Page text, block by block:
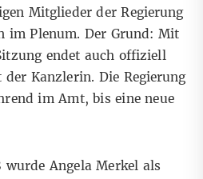
Mitglieder der Regierung
im Plenum. Der Grund: Mit
endet auch offiziell
Kanzlerin. Die Regierung
im Amt, bis eine neue
wurde Angela Merkel als